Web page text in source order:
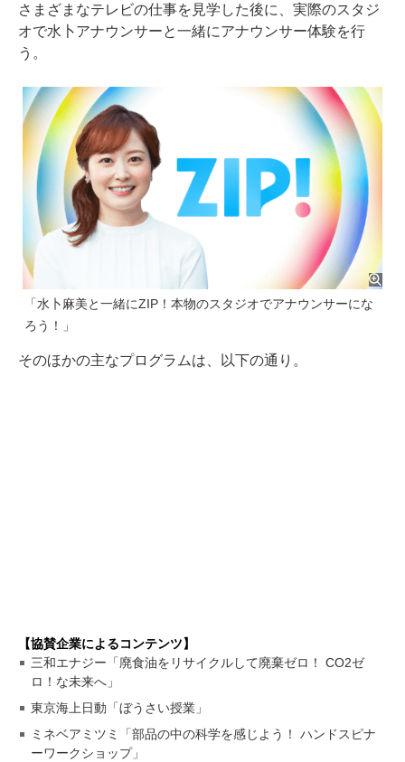
さまざまなテレビの仕事を見学した後に、実際のスタジ
オで水卜アナウンサーと一緒にアナウンサー体験を行
う。
「水卜麻美と一緒にZIP！本物のスタジオでアナウンサーにな
ろう！」
そのほかの主なプログラムは、以下の通り。
【協賛企業によるコンテンツ】
三和エナジー「廃食油をリサイクルして廃棄ゼロ！ CO2ゼ
ロ！な未来へ」
東京海上日動「ぼうさい授業」
ミネベアミツミ「部品の中の科学を感じよう！ ハンドスピナ
ーワークショップ」